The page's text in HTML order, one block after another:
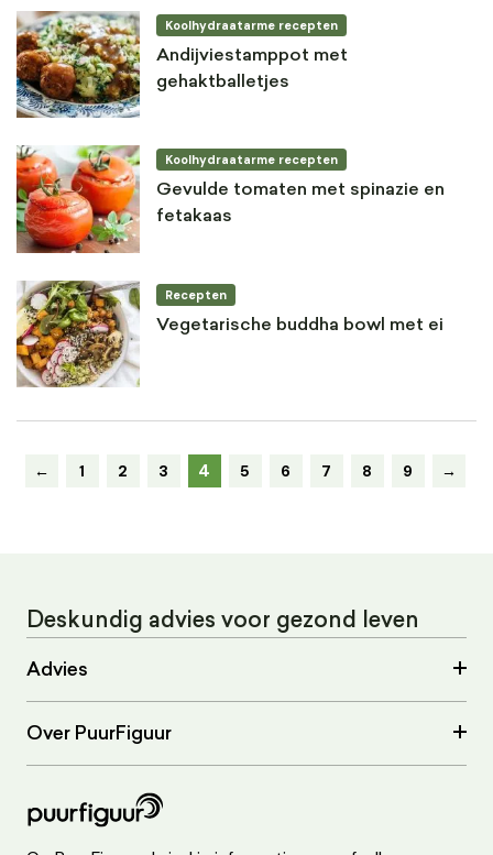
Koolhydraatarme recepten
Andijviestamppot met
gehaktballetjes
Koolhydraatarme recepten
Gevulde tomaten met spinazie en
fetakaas
Recepten
Vegetarische buddha bowl met ei
← 1 2 3 4 5 6 7 8 9 →
Deskundig advies voor gezond leven
Advies
Over PuurFiguur